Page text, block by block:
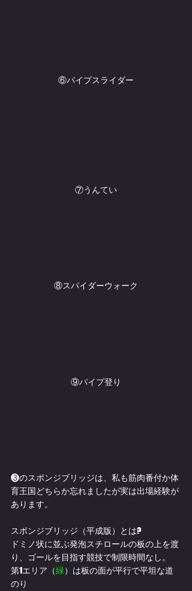
⑥パイプスライダー
⑦うんてい
⑧スパイダーウォーク
⑨パイプ登り
❸のスポンジブリッジは、私も筋肉番付か体
育王国どちらか忘れましたが実は出場経験が
あります。
スポンジブリッジ（平成版）とは?
ドミノ状に並ぶ発泡スチロールの板の上を渡
り、ゴールを目指す競技で制限時間なし。
第1エリア（緑）は板の面が平行で平坦な道
のり